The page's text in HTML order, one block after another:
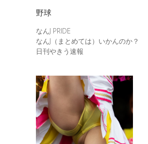
野球
なんJ PRIDE
なんJ（まとめては）いかんのか？
日刊やきう速報